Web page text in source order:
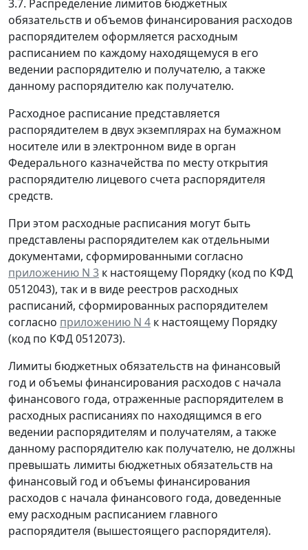
3.7. Распределение лимитов бюджетных
обязательств и объемов финансирования расходов
распорядителем оформляется расходным
расписанием по каждому находящемуся в его
ведении распорядителю и получателю, а также
данному распорядителю как получателю.
Расходное расписание представляется
распорядителем в двух экземплярах на бумажном
носителе или в электронном виде в орган
Федерального казначейства по месту открытия
распорядителю лицевого счета распорядителя
средств.
При этом расходные расписания могут быть
представлены распорядителем как отдельными
документами, сформированными согласно
приложению N 3 к настоящему Порядку (код по КФД
0512043), так и в виде реестров расходных
расписаний, сформированных распорядителем
согласно приложению N 4 к настоящему Порядку
(код по КФД 0512073).
Лимиты бюджетных обязательств на финансовый
год и объемы финансирования расходов с начала
финансового года, отраженные распорядителем в
расходных расписаниях по находящимся в его
ведении распорядителям и получателям, а также
данному распорядителю как получателю, не должны
превышать лимиты бюджетных обязательств на
финансовый год и объемы финансирования
расходов с начала финансового года, доведенные
ему расходным расписанием главного
распорядителя (вышестоящего распорядителя).